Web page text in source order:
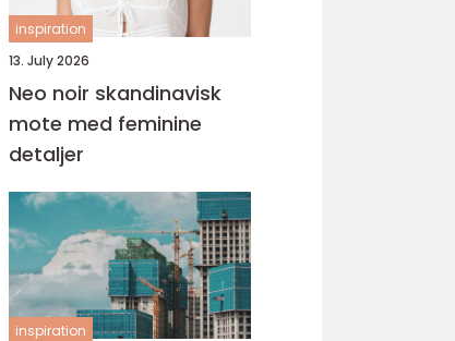
inspiration
13. July 2026
Neo noir skandinavisk
mote med feminine
detaljer
inspiration